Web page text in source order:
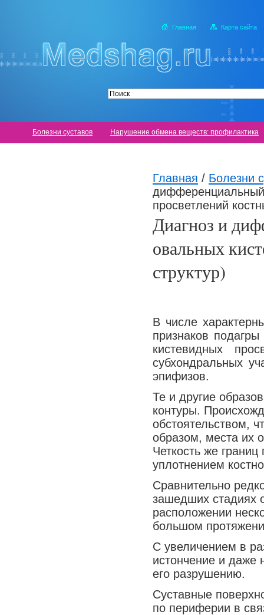
Главная Карта сайта
Болезни суставов Нарушение обмена веществ: профилактика
Главная / Болезни
дифференциальный
просветлений
Диагноз и
овальных
структур)
В числе
признаков
кистевидных
субхондральных
эпифизов.
Те и другие
контуры.
обстоятельством,
образом, места их
Четкость же
уплотнением
Сравнительно
зашедших стадиях
расположении
большом
С увеличением в
истончение и даже
его разрушению.
Суставные
по периферии в